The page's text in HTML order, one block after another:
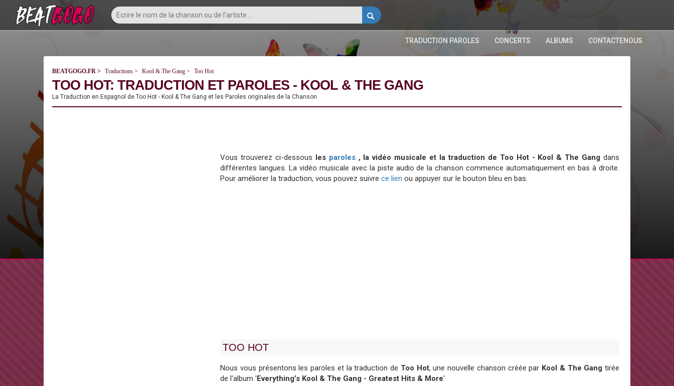
TRADUCTION PAROLES CONCERTS ALBUMS CONTACTENOUS
BEATGOGO.FR Traductions Kool & The Gang Too Hot
TOO HOT: TRADUCTION ET PAROLES - KOOL & THE GANG
La Traduction en Espagnol de Too Hot - Kool & The Gang et les Paroles originales de la Chanson
Vous trouverez ci-dessous les paroles , la vidéo musicale et la traduction de Too Hot - Kool & The Gangdans
différentes langues. La vidéo musicale avec la piste audio de la chanson commence automatiquement en bas à droite.
Pour améliorer la traduction, vous pouvez suivre ce lien ou appuyer sur le bouton bleu en bas.
TOO HOT
Nous vous présentons les paroles et la traduction de Too Hot, une nouvelle chanson créée par Kool & The Gang tirée
de l'album 'Everything’s Kool & The Gang - Greatest Hits & More'